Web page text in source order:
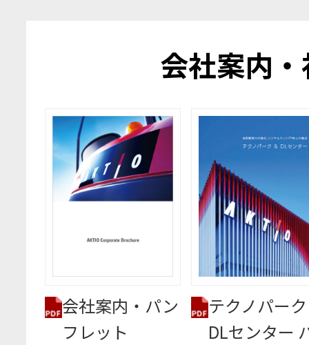
会社案内
会社案内・パン
フレット
テクノパー
DLセンター